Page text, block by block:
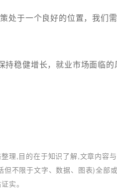
处于一个良好的位置，我们
稳健增长，就业市场面临的
理,目的在于知识了解,文章内容
不限于文字、数据、图表)全部
实。